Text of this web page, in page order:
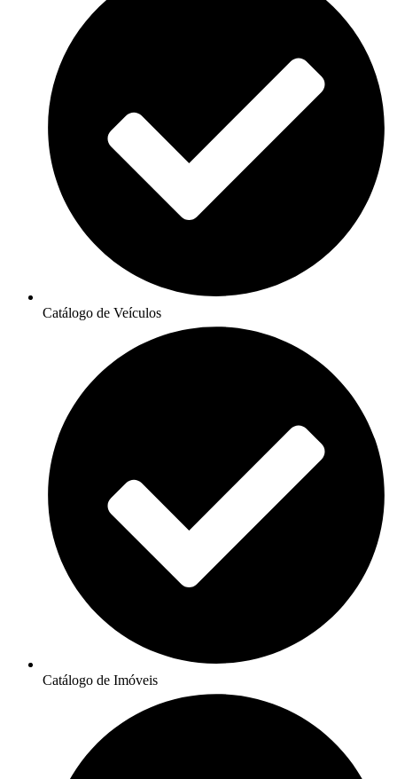
Catálogo de Veículos
Catálogo de Imóveis